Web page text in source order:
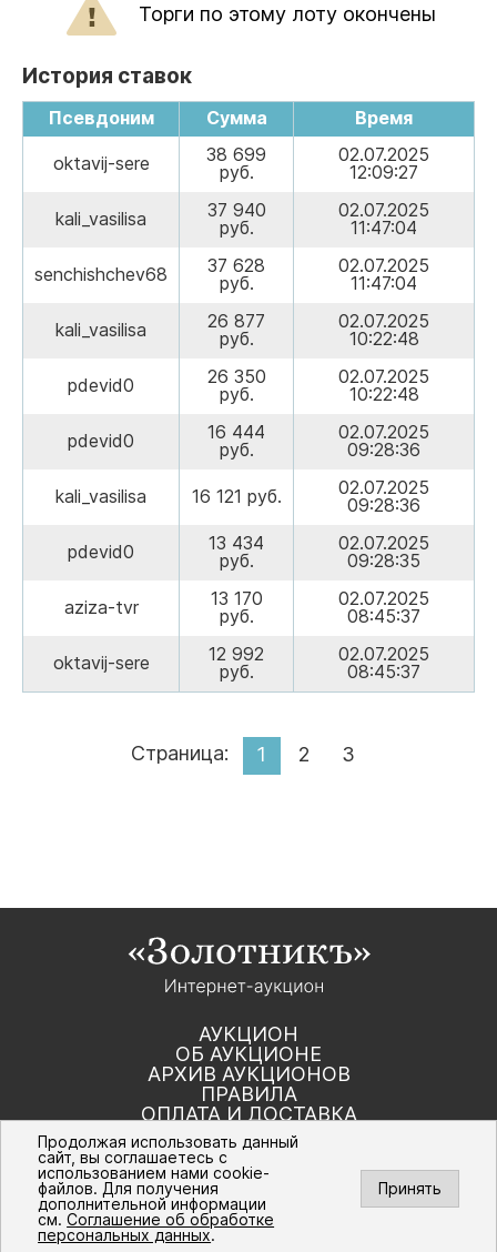
Торги по этому лоту окончены
История ставок
Псевдоним Сумма Время
oktavij-sere
38 699
руб.
02.07.2025
12:09:27
kali_vasilisa
37 940
руб.
02.07.2025
11:47:04
senchishchev68
37 628
руб.
02.07.2025
11:47:04
kali_vasilisa
26 877
руб.
02.07.2025
10:22:48
pdevid0
26 350
руб.
02.07.2025
10:22:48
pdevid0
16 444
руб.
02.07.2025
09:28:36
kali_vasilisa 16 121 руб.
02.07.2025
09:28:36
pdevid0
13 434
руб.
02.07.2025
09:28:35
aziza-tvr
13 170
руб.
02.07.2025
08:45:37
oktavij-sere
12 992
руб.
02.07.2025
08:45:37
Страница: 1 2 3
АУКЦИОН
ОБ АУКЦИОНЕ
АРХИВ АУКЦИОНОВ
ПРАВИЛА
ОПЛАТА И ДОСТАВКА
КОНТАКТЫ
Политика компании в отношении обработки
персональных данных
© Интернет-аукцион «Золотник». Все
права защищены. 2016 – 2026 г.
Продолжая использовать данный
сайт, вы соглашаетесь с
использованием нами cookie-
файлов. Для получения
дополнительной информации
см.Соглашение об обработке
персональных данных.
Принять